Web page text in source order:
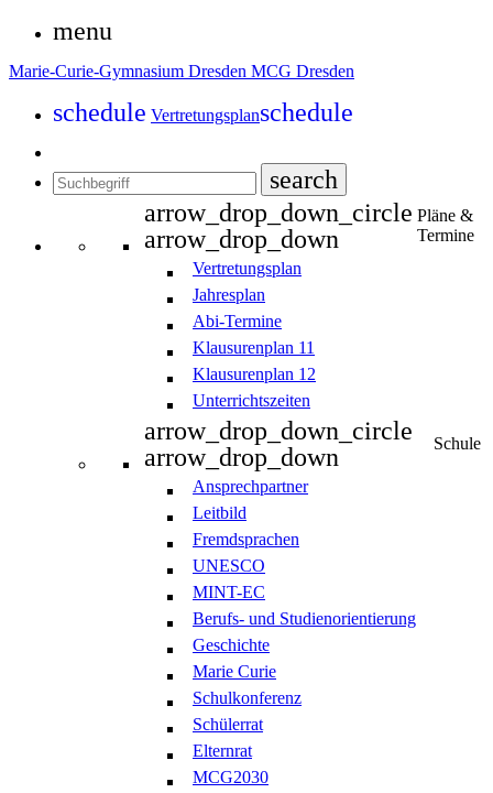
menu
Marie-Curie-Gymnasium Dresden MCG Dresden
schedule Vertretungsplanschedule
search
arrow_drop_down_circle
arrow_drop_down
Pläne &
Termine
Vertretungsplan
Jahresplan
Abi-Termine
Klausurenplan 11
Klausurenplan 12
Unterrichtszeiten
arrow_drop_down_circle
arrow_drop_down
Schule
Ansprechpartner
Leitbild
Fremdsprachen
UNESCO
MINT-EC
Berufs- und Studienorientierung
Geschichte
Marie Curie
Schulkonferenz
Schülerrat
Elternrat
MCG2030